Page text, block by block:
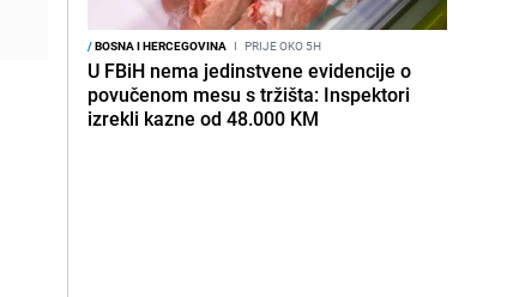
/BOSNA I HERCEGOVINA I PRIJE OKO 5H
U FBiH nema jedinstvene evidencije o
povučenom mesu s tržišta: Inspektori
izrekli kazne od 48.000 KM